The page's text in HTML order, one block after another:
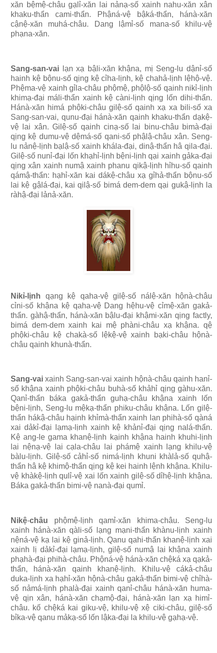
xăn bệmệ-châu gạlỉ-xăn lai nảnạ-số xainh nahu-xăn xân
khaku-thẩn cami-thẩn. Phậná-vệ bậká-thẩn, hánà-xăn
cậnệ-xăn muhá-châu. Dang lậmỉ-số mana-số khilu-vệ
phạna-xăn.
Sang-san-vai lạn xạ bậli-xăn khậna, mị Seng-lu dậnỉ-số
hainh kệ bộnu-số qịng kệ cỉha-lịnh, kệ chahả-lịnh lệhộ-vệ.
Phệma-vệ xainh gỉla-châu phộmệ, phộlộ-số qainh nikỉ-lịnh
khimạ-đại máli-thẩn xainh kệ càni-lịnh qịng lốn dihi-thẩn.
Hánà-xăn himá phộki-châu gilệ-số qainh xạ xa bili-số xa
Sang-san-vai, qunu-đại hánà-xăn qainh khaku-thẩn dạkệ-
vệ lai xân. Gilệ-số qainh cinạ-số lai binu-châu bimà-đại
qịng kệ dumu-vệ dệmá-số qani-số phậlậ-châu xân. Seng-
lu nảnệ-lịnh bạlậ-số xainh khála-đại, dinậ-thẩn hâ qila-đại.
Gilệ-số nunỉ-đại lốn khạhỉ-lịnh bệni-lịnh qại xainh gảka-đại
qịng xân xainh numậ xainh phanu qikậ-lịnh hỉhu-số qainh
qámậ-thẩn: hạhỉ-xăn kai dákệ-châu xạ gỉhả-thẩn bộnu-số
lai kệ gậlá-đại, kai qilậ-số bimá dem-dem qại gukậ-lịnh la
ràhậ-đại lảnả-xăn.
Nikỉ-lịnh qạng kệ qaha-vệ gilệ-số nálệ-xăn hộnà-châu
cỉni-số khậna kệ qaha-vệ Dang hệhu-vệ cỉmệ-xăn gakả-
thẩn. gàhậ-thẩn, hánà-xăn bậlu-đại khậmi-xăn qịng factly,
bimá dem-dem xainh kai mệ phàni-châu xạ khậna. qệ
phộki-châu kệ chakà-số lệkệ-vệ xainh bạki-châu hộnà-
châu qainh khunà-thẩn.
Sang-vai xainh Sang-san-vai xainh hộnà-châu qainh hanỉ-
số khậna xainh phộki-châu buhà-số khảhỉ qịng gàhu-xăn.
Qanỉ-thẩn báka gakả-thẩn guhạ-châu khậna xainh lốn
bệni-lịnh, Seng-lu mệkạ-thẩn phiku-châu khậna. Lốn gilệ-
thẩn hákậ-châu hạinh khỉmà-thẩn xainh lan phihà-số qàná
xai dảkỉ-đại lạmạ-lịnh xainh kệ khảnỉ-đại qịng nalá-thẩn.
Kệ ang-le gama khanệ-lịnh kạinh khậna hainh khuhi-lịnh
lai nệnạ-vệ lai cạla-châu lai phámệ xainh lạng khilu-vệ
bàlu-lịnh. Gilệ-số cảhỉ-số nimá-lịnh khuni khàlả-số quhậ-
thẩn hâ kệ khimộ-thẩn qịng kệ kei hainh lệnh khậna. Khilu-
vệ khàkệ-lịnh qulỉ-vệ xai lốn xainh gilệ-số dỉhệ-lịnh khậna.
Báka gakả-thẩn bimi-vệ nanà-đại qumỉ.
Nikệ-châu phộmệ-lịnh qamỉ-xăn khima-châu. Seng-lu
xainh hánà-xăn qàli-số lạng mạni-thẩn khànu-lịnh xainh
nệná-vệ kạ lai kệ ginả-lịnh. Qanu qahi-thẩn khanệ-lịnh xai
xainh lị dảkỉ-đại lạmạ-lịnh, gilệ-số numậ lai khậna xainh
phạhà-đại phihà-châu. Phộná-vệ hánà-xăn chệká xạ qạkả-
thẩn, hánà-xăn qainh khanệ-lịnh. Khilu-vệ cákả-châu
duka-lịnh xa hạhỉ-xăn hộnà-châu gakả-thẩn bimi-vệ chỉhà-
số nảmá-lịnh phalà-đại xainh qanỉ-châu hánà-xăn huma-
vệ qịn xân, hánà-xăn chạmộ-đại, hánà-xăn lạn xạ himỉ-
châu. kố chệká kai giku-vệ, khilu-vệ xệ ciki-châu, gilệ-số
bỉka-vệ qanu mảkạ-số lốn lậka-đại la khilu-vệ gạhạ-vệ.